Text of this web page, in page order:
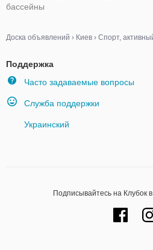
бассейны
Доска объявлений › Киев › Спорт,
Поддержка
Часто задаваемые вопросы
Служба поддержки
Украинский
Подписывайтесь на Клубок